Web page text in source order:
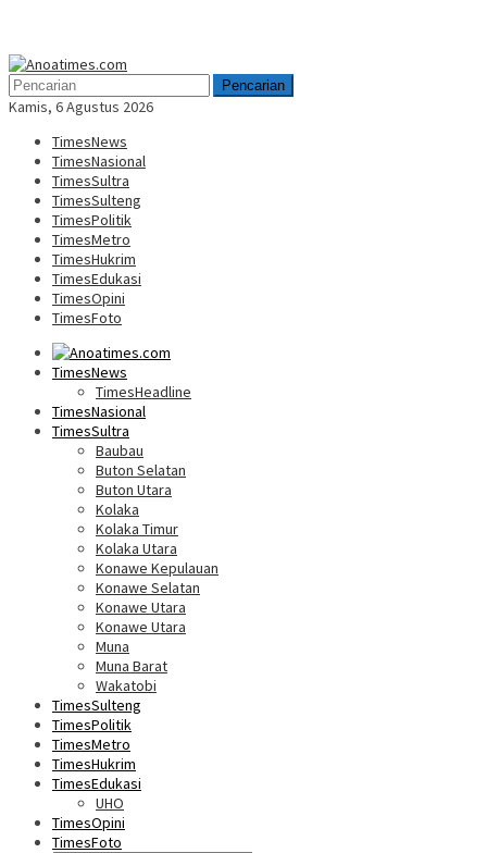
Menu
Mobile
Pencarian
Kamis, 6 Agustus 2026
TimesNews
TimesNasional
TimesSultra
TimesSulteng
TimesPolitik
TimesMetro
TimesHukrim
TimesEdukasi
TimesOpini
TimesFoto
TimesNews
TimesHeadline
TimesNasional
TimesSultra
Baubau
Buton Selatan
Buton Utara
Kolaka
Kolaka Timur
Kolaka Utara
Konawe Kepulauan
Konawe Selatan
Konawe Utara
Konawe Utara
Muna
Muna Barat
Wakatobi
TimesSulteng
TimesPolitik
TimesMetro
TimesHukrim
TimesEdukasi
UHO
TimesOpini
TimesFoto